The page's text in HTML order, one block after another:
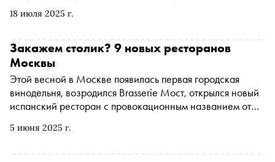
18 июля 2025 г.
5 июня 2025 г.
Закажем столик? 9 новых ресторанов
Москвы
Этой весной в Москве появилась первая городская
винодельня, возродился Brasserie Мост, открылся новый
испанский ресторан с провокационным названием от
Саевой. «Сноб» собрал самые яркие новинки сезона и